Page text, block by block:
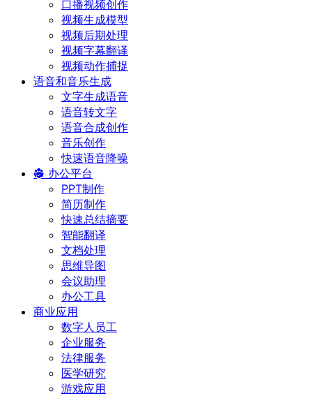
口播视频创作
视频生成模型
视频后期处理
视频字幕翻译
视频动作捕捉
语音和音乐生成
文字生成语音
语音转文字
语音合成创作
音乐创作
快速语音降噪
办公平台
PPT制作
简历制作
快速总结摘要
智能翻译
文档处理
思维导图
会议助理
办公工具
商业应用
数字人员工
企业服务
法律服务
医学研究
游戏应用